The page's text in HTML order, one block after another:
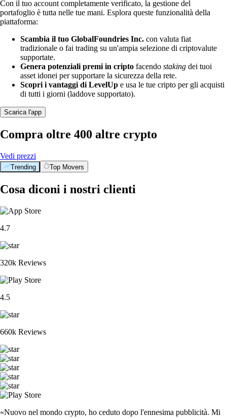
Con il tuo account completamente verificato, la gestione del
portafoglio è tutta nelle tue mani. Esplora queste funzionalità della
piattaforma:
Scambia il tuo GlobalFoundries Inc. con valuta fiat
tradizionale o fai trading su un'ampia selezione di criptovalute
supportate.
Genera potenziali premi in cripto facendo staking dei tuoi
asset idonei per supportare la sicurezza della rete.
Scopri i vantaggi di LevelUp e usa le tue cripto per gli acquisti
di tutti i giorni (laddove supportato).
Scarica l'app
Compra oltre 400 altre crypto
Vedi prezzi
Trending Top Movers
Cosa diconi i nostri clienti
4.7
320k Reviews
4.5
660k Reviews
«Nuovo nel mondo crypto, ho ceduto dopo l'ennesima pubblicità. Mi